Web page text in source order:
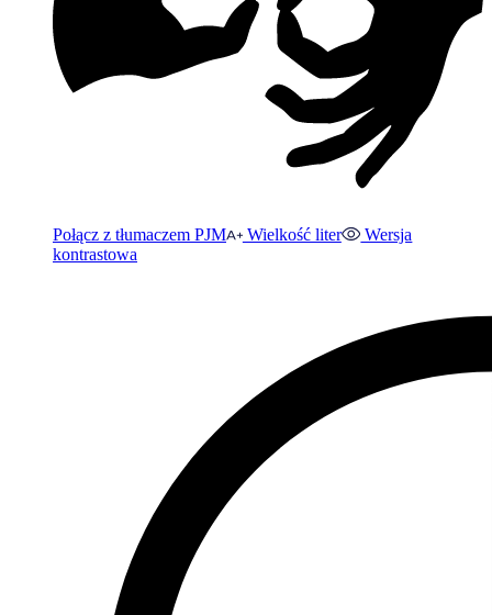
Połącz z tłumaczem PJM Wielkość liter
Wersja
kontrastowa